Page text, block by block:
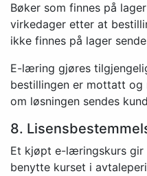
Bøker som finnes på
virkedager etter at
ikke finnes på lager
E-læring gjøres
bestillingen er mottatt og
om løsningen sendes
8.
Et kjøpt e-læringskurs gir
benytte kurset i